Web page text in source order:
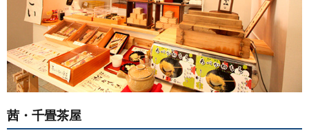
茜・千畳茶屋